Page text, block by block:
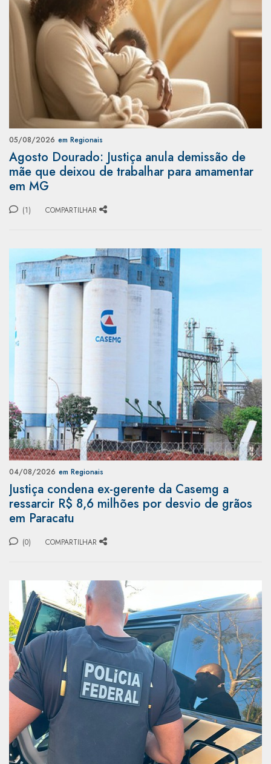
05/08/2026 em Regionais
Agosto Dourado: Justiça anula demissão de
mãe que deixou de trabalhar para amamentar
em MG
(1) COMPARTILHAR
04/08/2026 em Regionais
Justiça condena ex-gerente da Casemg a
ressarcir R$ 8,6 milhões por desvio de grãos
em Paracatu
(0) COMPARTILHAR